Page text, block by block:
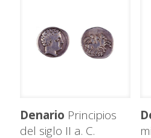
Denario Principios
del siglo II a. C.